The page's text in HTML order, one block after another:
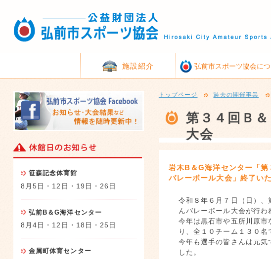
施設紹介 弘前市スポーツ協会に
トップページ 過去の開催事業
第３４回Ｂ
大会
岩木B＆G海洋センター「
バレーボール大会」終了い
令和８年６月７日（日）、
んバレーボール大会が行わ
今年は黒石市や五所川原市
り、全１０チーム１３０名
今年も選手の皆さんは元
した。
笹森記念体育館
8月5日・12日・19日・26日
弘前B＆G海洋センター
8月4日・12日・18日・25日
金属町体育センター